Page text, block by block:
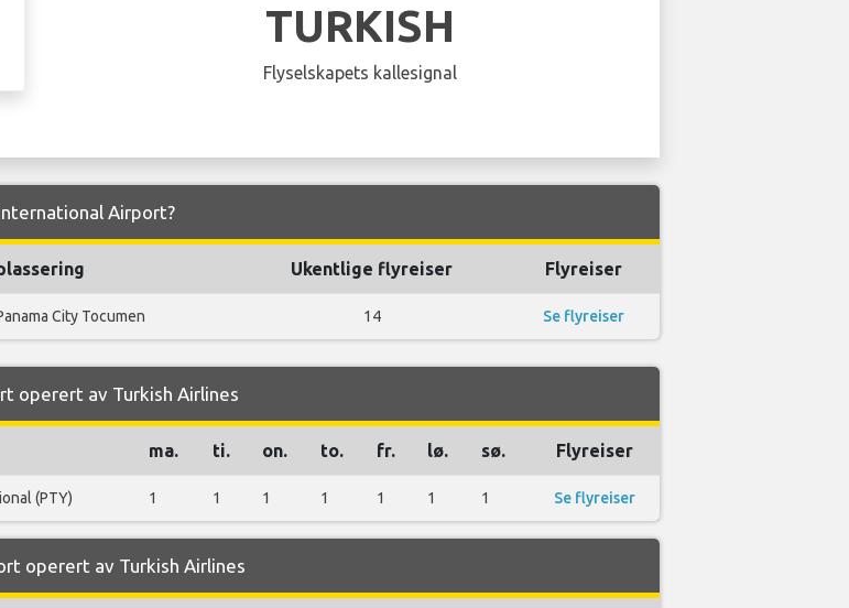
TURKISH
Flyselskapets kallesignal
Airport?
Ukentlige flyreiser Flyreiser
City Tocumen 14 Se flyreiser
operert av Turkish Airlines
ma. ti. on. to. fr. lø. sø. Flyreiser
(PTY) 1 1 1 1 1 1 1 Se flyreiser
operert av Turkish Airlines